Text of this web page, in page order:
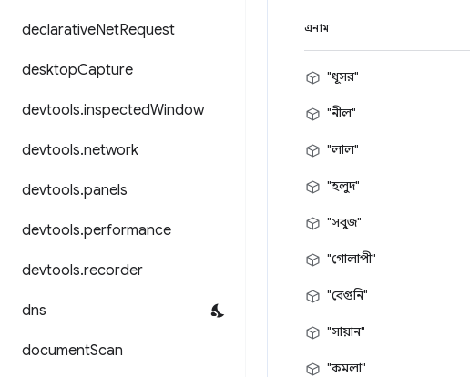
declarativeNetRequest
desktopCapture
devtools.inspectedWindow
devtools.network
devtools.panels
devtools.performance
devtools.recorder
dns
documentScan
এনাম
"ধূসর"
"নীল"
"লাল"
"হলুদ"
"সবুজ"
"গোলাপী"
"বেগুনি"
"সায়ান"
"কমলা"